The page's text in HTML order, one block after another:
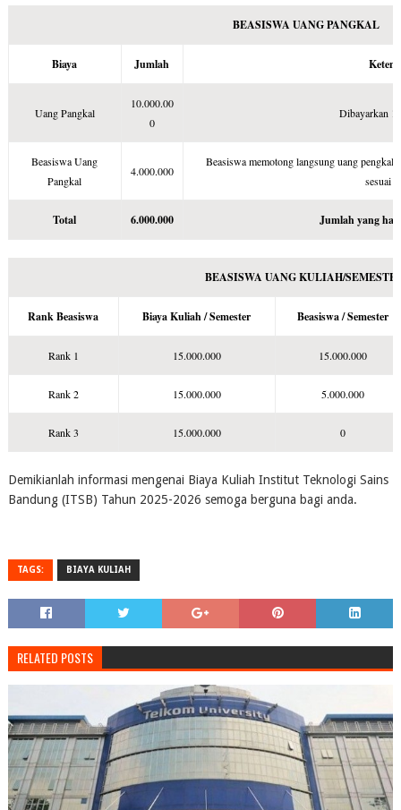
BEASISWA UANG PANGKAL
Biaya Jumlah
Uang Pangkal
10.000.00
0
Dibayarkan 1
Beasiswa Uang
Pangkal
4.000.000
Beasiswa memotong langsung uang pengkal
sesuai
Total 6.000.000 Jumlah yang
BEASISWA UANG KULIAH/
Rank Beasiswa Biaya Kuliah / Semester Beasiswa / Semester
Rank 1 15.000.000 15.000.000
Rank 2 15.000.000 5.000.000
Rank 3 15.000.000 0
Demikianlah informasi mengenai Biaya Kuliah Institut Teknologi Sains
Bandung (ITSB) Tahun 2025-2026 semoga berguna bagi anda.
TAGS: BIAYA KULIAH
RELATED POSTS